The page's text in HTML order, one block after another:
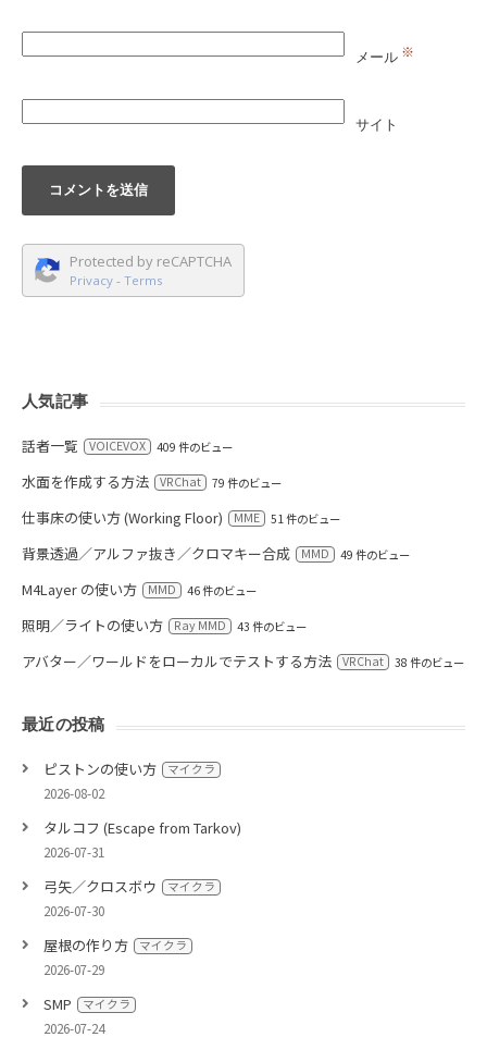
メール ※
サイト
Protected by reCAPTCHA
Privacy - Terms
人気記事
話者一覧 VOICEVOX 409 件のビュー
水面を作成する方法 VRChat 79 件のビュー
仕事床の使い方 (Working Floor) MME 51 件のビュー
背景透過／アルファ抜き／クロマキー合成 MMD 49 件のビュー
M4Layer の使い方 MMD 46 件のビュー
照明／ライトの使い方 Ray MMD 43 件のビュー
アバター／ワールドをローカルでテストする方法 VRChat 38 件のビュー
最近の投稿
ピストンの使い方 マイクラ
2026-08-02
タルコフ (Escape from Tarkov)
2026-07-31
弓矢／クロスボウ マイクラ
2026-07-30
屋根の作り方 マイクラ
2026-07-29
SMP マイクラ
2026-07-24